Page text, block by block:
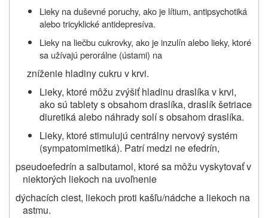
Lieky na duševné poruchy, ako je lítium, antipsychotiká
alebo tricyklické antidepresíva.
Lieky na liečbu cukrovky, ako je inzulín alebo lieky, ktoré
sa užívajú perorálne (ústami) na
zníženie hladiny cukru v krvi.
Lieky, ktoré môžu zvýšiť hladinu draslíka v krvi,
ako sú tablety s obsahom draslíka, draslík šetriace
diuretiká alebo náhrady solí s obsahom draslíka.
Lieky, ktoré stimulujú centrálny nervový systém
(sympatomimetiká). Patrí medzi ne efedrín,
pseudoefedrín a salbutamol, ktoré sa môžu vyskytovať v
niektorých liekoch na uvoľnenie
dýchacích ciest, liekoch proti kašľu/nádche a liekoch na
astmu.